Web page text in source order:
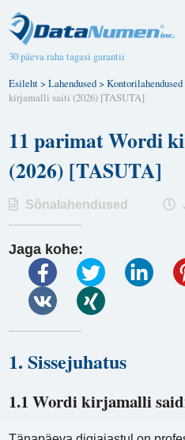
30 päeva raha tagasi garantii
Esileht>Lahendused>Kontorilahendused
kirjamalli saiti (2026) [TASUTA]
11 parimat Wordi
(2026) [TASUTA]
Sõnalahendused
Jaga kohe:
1. Sissejuhatus
1.1 Wordi kirjamalli